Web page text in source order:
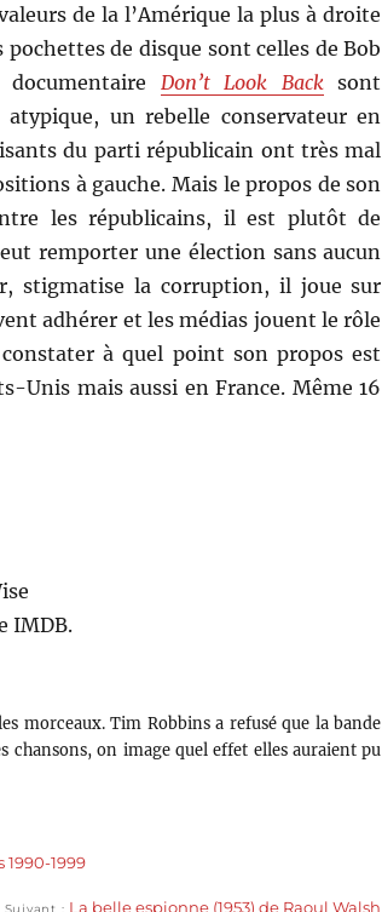
de la l’Amérique la plus à droite
de disque sont celles de Bob
Don’t Look Backsont
un rebelle conservateur en
du parti républicain ont très mal
à gauche. Mais le propos de son
les républicains, il est plutôt de
remporter une élection sans aucun
stigmatise la corruption, il joue sur
adhérer et les médias jouent le rôle
à quel point son propos est
Unis mais aussi en France. Même 16
IMDB.
morceaux. Tim Robbins a refusé que la bande
chansons, on image quel effet elles auraient pu
1990-1999
Publication
La belle espionne (1953) de Raoul Walsh